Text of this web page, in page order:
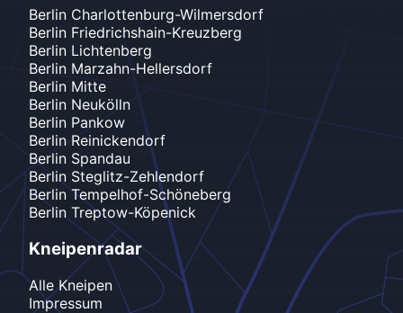
Kneipenradar
Alle Kneipen
Impressum
Berlin Charlottenburg-Wilmersdorf
Berlin Friedrichshain-Kreuzberg
Berlin Lichtenberg
Berlin Marzahn-Hellersdorf
Berlin Mitte
Berlin Neukölln
Berlin Pankow
BerlinReinickendorf
Berlin Spandau
Berlin Steglitz-Zehlendorf
BerlinTempelhof-Schöneberg
Berlin Treptow-Köpenick